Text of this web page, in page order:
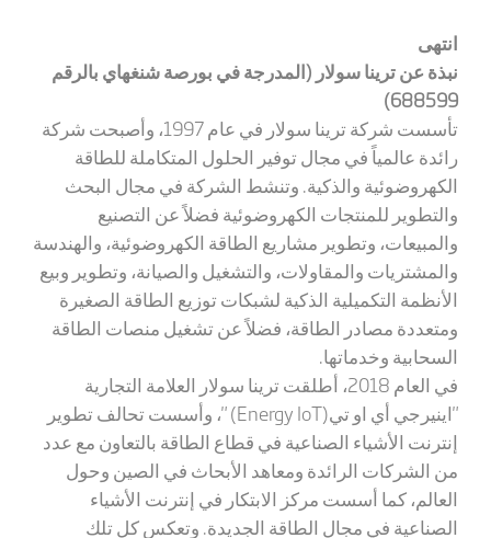
انتهى
نبذة عن ترينا سولار (المدرجة في بورصة شنغهاي بالرقم
688599)
تأسست شركة ترينا سولار في عام 1997، وأصبحت شركة
رائدة عالمياً في مجال توفير الحلول المتكاملة للطاقة
الكهروضوئية والذكية. وتنشط الشركة في مجال البحث
والتطوير للمنتجات الكهروضوئية فضلاً عن التصنيع
والمبيعات، وتطوير مشاريع الطاقة الكهروضوئية، والهندسة
والمشتريات والمقاولات، والتشغيل والصيانة، وتطوير وبيع
الأنظمة التكميلية الذكية لشبكات توزيع الطاقة الصغيرة
ومتعددة مصادر الطاقة، فضلاً عن تشغيل منصات الطاقة
السحابية وخدماتها.
في العام 2018، أطلقت ترينا سولار العلامة التجارية
"اينيرجي أي او تي" (Energy IoT)، وأسست تحالف تطوير
إنترنت الأشياء الصناعية في قطاع الطاقة بالتعاون مع عدد
من الشركات الرائدة ومعاهد الأبحاث في الصين وحول
العالم، كما أسست مركز الابتكار في إنترنت الأشياء
الصناعية في مجال الطاقة الجديدة. وتعكس كل تلك